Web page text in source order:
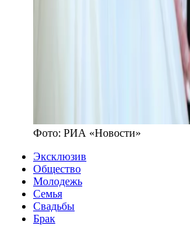
Фото: РИА «Новости»
Эксклюзив
Общество
Молодежь
Семья
Свадьбы
Брак